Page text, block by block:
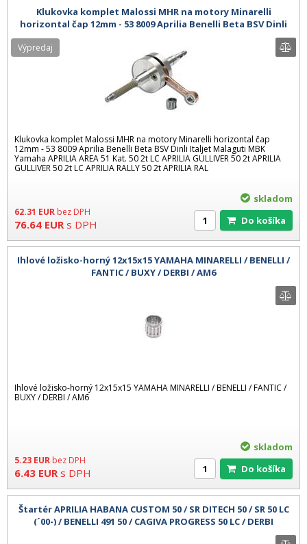
Klukovka komplet Malossi MHR na motory Minarelli
horizontal čap 12mm - 53 8009 Aprilia Benelli Beta BSV Dinli
Klukovka komplet Malossi MHR na motory Minarelli horizontal čap
12mm - 53 8009 Aprilia Benelli Beta BSV Dinli Italjet Malaguti MBK
Yamaha APRILIA AREA 51 Kat. 50 2t LC APRILIA GULLIVER 50 2t APRILIA
GULLIVER 50 2t LC APRILIA RALLY 50 2t APRILIA RAL
62.31 EUR bez DPH
76.64 EUR s DPH
Výpredaj
skladom
Do košíka
Ihlové ložisko-horný 12x15x15 YAMAHA MINARELLI / BENELLI /
FANTIC / BUXY / DERBI / AM6
Ihlové ložisko-horný 12x15x15 YAMAHA MINARELLI / BENELLI / FANTIC /
BUXY / DERBI / AM6
5.23 EUR bez DPH
6.43 EUR s DPH
skladom
Do košíka
Štartér APRILIA HABANA CUSTOM 50 / SR DITECH 50 / SR 50 LC
(´00-) / BENELLI 491 50 / CAGIVA PROGRESS 50 LC / DERBI